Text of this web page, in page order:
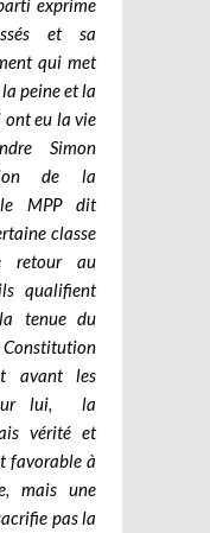
et sa
qui met
peine et la
ont eu la vie
Simon
de la
le MPP dit
classe
retour au
qualifient
tenue du
avant les
lui, la
vérité et
favorable à
mais une
pas la